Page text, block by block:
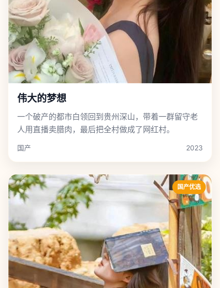
伟大的梦想
一个破产的都市白领回到贵州深山，带着一群留守老
人用直播卖腊肉，最后把全村做成了网红村。
国产 2023
国产优选